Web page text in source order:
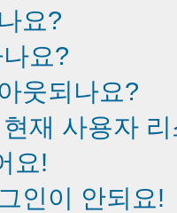
요?
요?
웃되나요?
재 사용자
요!
인이 안되요!